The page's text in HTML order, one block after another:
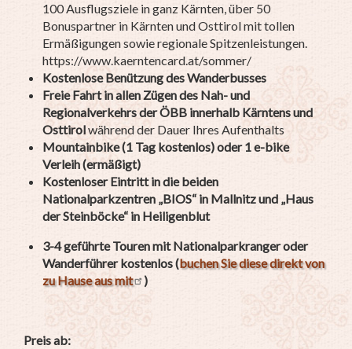
100 Ausflugsziele in ganz Kärnten, über 50
Bonuspartner in Kärnten und Osttirol mit tollen
Ermäßigungen sowie regionale Spitzenleistungen.
https://www.kaerntencard.at/sommer/
Kostenlose Benützung des Wanderbusses
Freie Fahrt in allen Zügen des Nah- und
Regionalverkehrs der ÖBB innerhalb Kärntens und
Osttirolwährend der Dauer Ihres Aufenthalts
Mountainbike (1 Tag kostenlos) oder 1 e-bike
Verleih (ermäßigt)
Kostenloser Eintritt in die beiden
Nationalparkzentren „BIOS“ in Mallnitzund „Haus
der Steinböcke“ in Heiligenblut
3-4 geführte Touren mit Nationalparkranger oder
Wanderführer kostenlos (buchen Sie diese direkt von
zu Hause aus mit
)
Preis ab: